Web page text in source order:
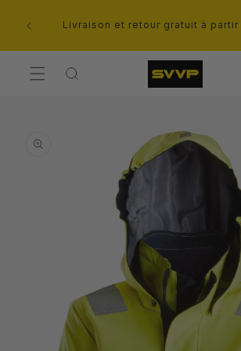
au
75 Livraison et retour gratuit à partir
produits